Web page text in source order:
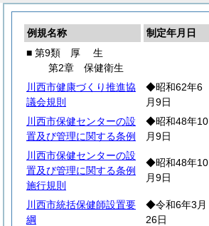
例規名称 制定年月日
■ 第9類 厚 生
第2章 保健衛生
川西市健康づくり推進協
議会規則
◆昭和62年6
月9日
川西市保健センターの設
置及び管理に関する条例
◆昭和48年10
月9日
川西市保健センターの設
置及び管理に関する条例
施行規則
◆昭和48年10
月9日
川西市統括保健師設置要
綱
◆令和6年3月
26日